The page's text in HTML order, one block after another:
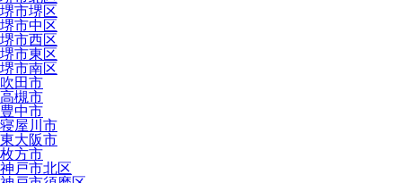
堺市堺区
堺市中区
堺市西区
堺市東区
堺市南区
吹田市
高槻市
豊中市
寝屋川市
東大阪市
枚方市
神戸市北区